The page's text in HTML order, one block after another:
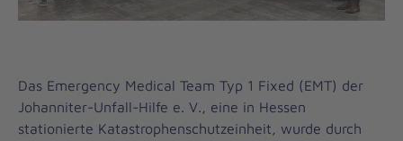
Das Emergency Medical Team Typ 1 Fixed (EMT) der
Johanniter-Unfall-Hilfe e. V., eine in Hessen
stationierte Katastrophenschutzeinheit, wurde durch